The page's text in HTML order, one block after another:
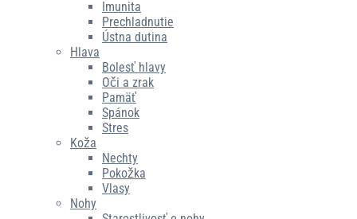
Imunita
Prechladnutie
Ústna dutina
Hlava
Bolesť hlavy
Oči a zrak
Pamäť
Spánok
Stres
Koža
Nechty
Pokožka
Vlasy
Nohy